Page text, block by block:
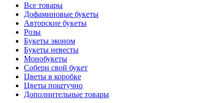
Все товары
Дофаминовые букеты
Авторские букеты
Розы
Букеты эконом
Букеты невесты
Монобукеты
Собери свой букет
Цветы в коробке
Цветы поштучно
Дополнительные товары